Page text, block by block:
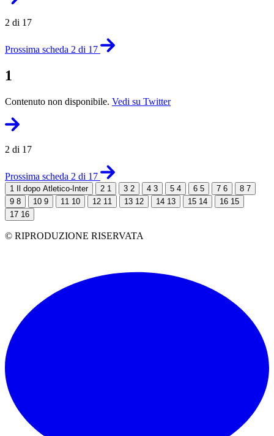
2 di 17
Prossima scheda 2 di 17
1
Contenuto non disponibile. Vedi su Twitter
2 di 17
Prossima scheda 2 di 17
1 Il dopo Atletico-Inter 2 1 3 2 4 3 5 4 6 5 7 6 8 7
9 8 10 9 11 10 12 11 13 12 14 13 15 14 16 15
17 16
© RIPRODUZIONE RISERVATA